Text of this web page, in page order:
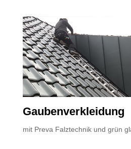
Gaubenverkleidung
mit Preva Falztechnik und grün